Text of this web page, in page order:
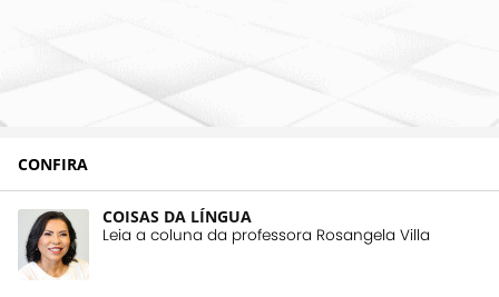
CONFIRA
COISAS DA LÍNGUA
Leia a coluna da professora Rosangela Villa